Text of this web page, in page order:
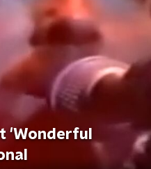
'Wonderful